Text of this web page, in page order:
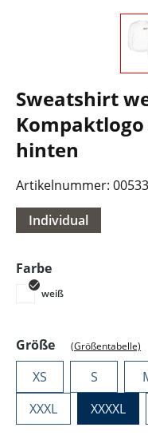
Sweatshirt
hinten
Artikelnummer:
Individual
Farbeauswählen
weiß
Größeauswählen
(Größentabelle)
XS S
XXXL
XXXXL